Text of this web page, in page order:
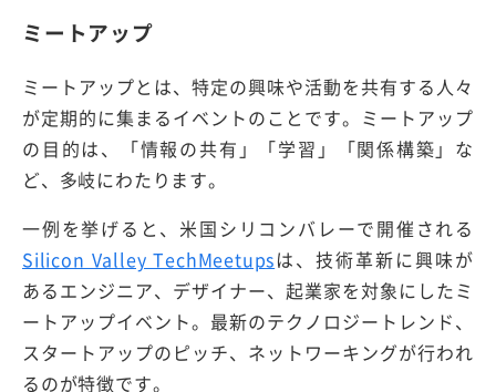
ミートアップ
ミートアップとは、特定の興味や活動を共有する人々
が定期的に集まるイベントのことです。ミートアップ
の目的は、「情報の共有」「学習」「関係構築」な
ど、多岐にわたります。
一例を挙げると、米国シリコンバレーで開催される
Silicon Valley TechMeetupsは、技術革新に興味が
あるエンジニア、デザイナー、起業家を対象にしたミ
ートアップイベント。最新のテクノロジートレンド、
スタートアップのピッチ、ネットワーキングが行われ
るのが特徴です。